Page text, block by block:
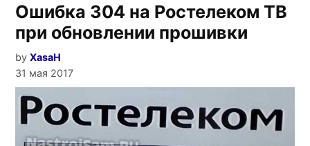
Ошибка 304 на Ростелеком ТВ
при обновлении прошивки
by XasaH
31 мая 2017